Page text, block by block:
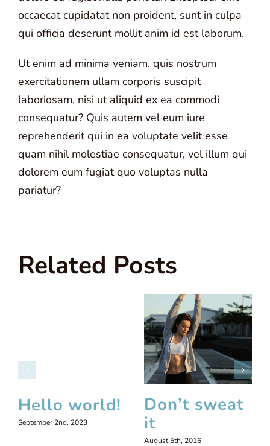
occaecat cupidatat non proident, sunt in culpa
qui officia deserunt mollit anim id est laborum.
Ut enim ad minima veniam, quis nostrum
exercitationem ullam corporis suscipit
laboriosam, nisi ut aliquid ex ea commodi
consequatur? Quis autem vel eum iure
reprehenderit qui in ea voluptate velit esse
quam nihil molestiae consequatur, vel illum qui
dolorem eum fugiat quo voluptas nulla
pariatur?
Related Posts
Hello world!
September 2nd, 2023
Don’t sweat
it
August 5th, 2016